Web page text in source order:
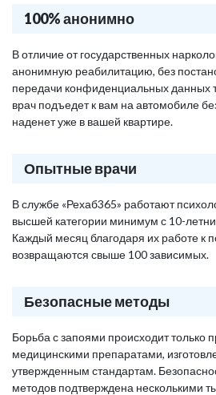
100% анонимно
В отличие от государственных
анонимную реабилитацию, без
передачи конфиденциальных данных
врач подъедет к вам на автомобиле
наденет уже в вашей квартире.
Опытные врачи
В службе «Рехаб365» работают
высшей категории минимум с 10-
Каждый месяц благодаря их работе к
возвращаются свыше 100 зависимых.
Безопасные методы
Борьба с запоями происходит только
медицинскими препаратами,
утвержденным стандартам.
методов подтверждена несколькими